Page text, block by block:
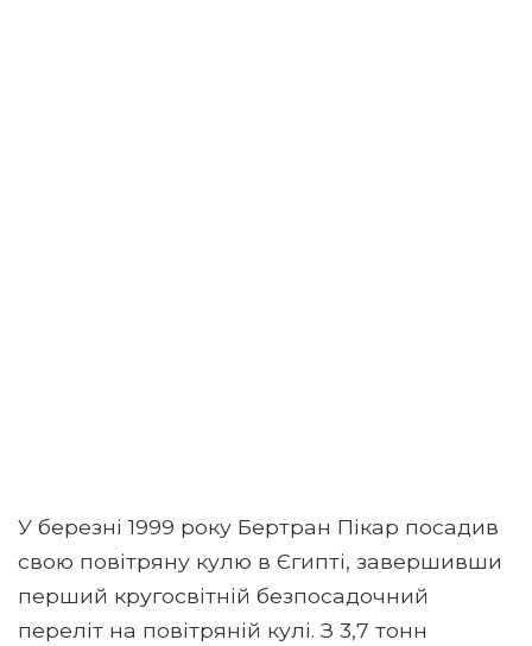
У березні 1999 року Бертран Пікар посадив
свою повітряну кулю в Єгипті, завершивши
перший кругосвітній безпосадочний
переліт на повітряній кулі. З 3,7 тонн